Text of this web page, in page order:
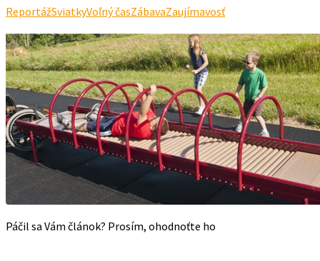
ReportážSviatkyVoľný časZábavaZaujímavosť
Páčil sa Vám článok? Prosím, ohodnoťte ho